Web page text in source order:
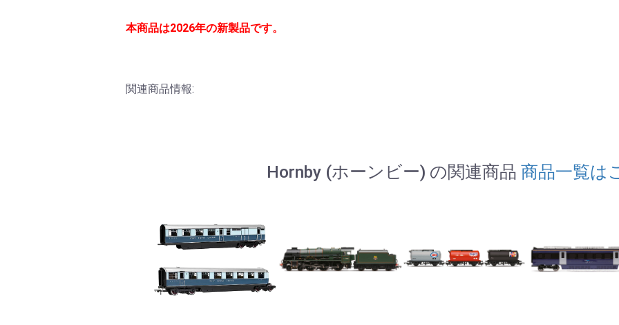
本商品は2026年の新製品です。
関連商品情報:
Hornby (ホーンビー) の関連商品 商品一覧は